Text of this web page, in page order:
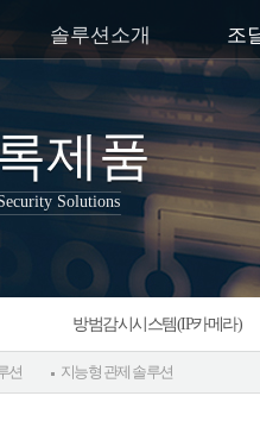
솔루션소개 조
제품
Solutions
방범감시시스템(IP카메라)
션 지능형 관제 솔루션